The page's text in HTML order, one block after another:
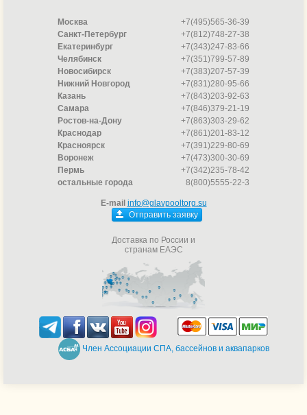
Москва
+7(495)565-36-39
Санкт-Петербург
+7(812)748-27-38
Екатеринбург
+7(343)247-83-66
Челябинск
+7(351)799-57-89
Новосибирск
+7(383)207-57-39
Нижний Новгород
+7(831)280-95-66
Казань
+7(843)203-92-63
Самара
+7(846)379-21-19
Ростов-на-Дону
+7(863)303-29-62
Краснодар
+7(861)201-83-12
Красноярск
+7(391)229-80-69
Воронеж
+7(473)300-30-69
Пермь
+7(342)235-78-42
остальные города
8(800)5555-22-3
E-mail info@glavpooltorg.su
Отправить заявку
Доставка по России и
странам ЕАЭС
Член Ассоциации СПА, бассейнов и аквапарков